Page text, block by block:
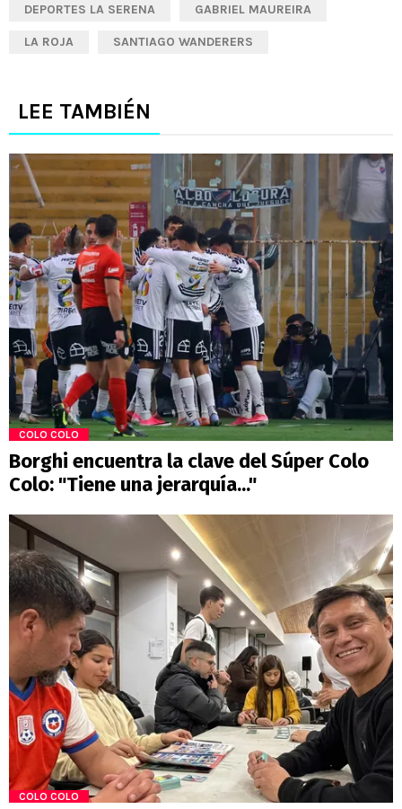
DEPORTES LA SERENA GABRIEL MAUREIRA
LA ROJA SANTIAGO WANDERERS
LEE TAMBIÉN
COLO COLO
Borghi encuentra la clave del Súper Colo
Colo: "Tiene una jerarquía..."
COLO COLO